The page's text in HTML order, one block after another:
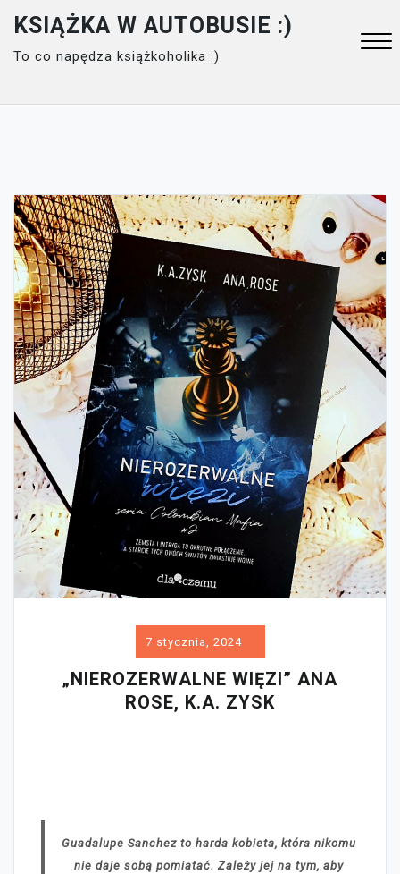
content
KSIĄŻKA W AUTOBUSIE :)
To co napędza książkoholika :)
7 stycznia, 2024
„NIEROZERWALNE WIĘZI” ANA
ROSE, K.A. ZYSK
Guadalupe Sanchez to harda kobieta, która nikomu
nie daje sobą pomiatać. Zależy jej na tym, aby